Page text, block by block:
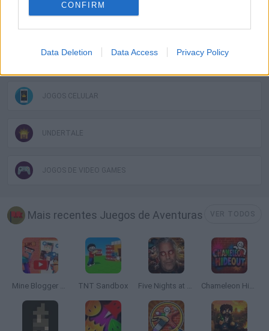
CONFIRM
Data Deletion Data Access Privacy Policy
JOGOS DE ESQUIVAR
JOGOS CELULAR
UNDERTALE
JOGOS DE VIDEO GAMES
Mais recentes Juegos de Aventuras
Mine Blogger Simulator 3D TNT Sandbox Five Nights at Epstein's Chameleon Hideout